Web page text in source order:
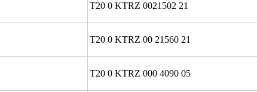
T20 0 KTRZ 0021502 21
T20 0 KTRZ 00 21560 21
T20 0 KTRZ 000 4090 05